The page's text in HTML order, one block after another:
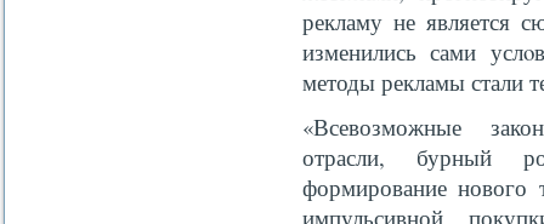
рекламу не является
изменились сами
методы рекламы стали
«Всевозможные
отрасли, бурный
формирование нового
импульсивной